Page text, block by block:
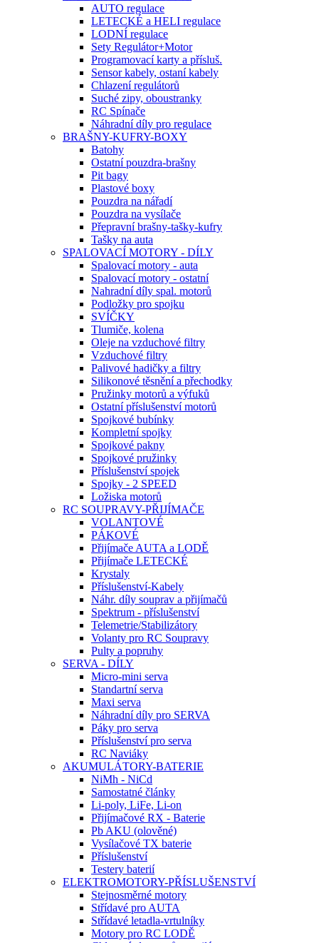
AUTO regulace
LETECKÉ a HELI regulace
LODNÍ regulace
Sety Regulátor+Motor
Programovací karty a přísluš.
Sensor kabely, ostaní kabely
Chlazení regulátorů
Suché zipy, oboustranky
RC Spínače
Náhradní díly pro regulace
BRAŠNY-KUFRY-BOXY
Batohy
Ostatní pouzdra-brašny
Pit bagy
Plastové boxy
Pouzdra na nářadí
Pouzdra na vysílače
Přepravní brašny-tašky-kufry
Tašky na auta
SPALOVACÍ MOTORY - DÍLY
Spalovací motory - auta
Spalovací motory - ostatní
Nahradní díly spal. motorů
Podložky pro spojku
SVÍČKY
Tlumiče, kolena
Oleje na vzduchové filtry
Vzduchové filtry
Palivové hadičky a filtry
Silikonové těsnění a přechodky
Pružinky motorů a výfuků
Ostatní příslušenství motorů
Spojkové bubínky
Kompletní spojky
Spojkové pakny
Spojkové pružinky
Příslušenství spojek
Spojky - 2 SPEED
Ložiska motorů
RC SOUPRAVY-PŘIJÍMAČE
VOLANTOVÉ
PÁKOVÉ
Přijímače AUTA a LODĚ
Přijímače LETECKÉ
Krystaly
Příslušenství-Kabely
Náhr. díly souprav a přijímačů
Spektrum - příslušenství
Telemetrie/Stabilizátory
Volanty pro RC Soupravy
Pulty a popruhy
SERVA - DÍLY
Micro-mini serva
Standartní serva
Maxi serva
Náhradní díly pro SERVA
Páky pro serva
Příslušenství pro serva
RC Naviáky
AKUMULÁTORY-BATERIE
NiMh - NiCd
Samostatné články
Li-poly, LiFe, Li-on
Přijímačové RX - Baterie
Pb AKU (olověné)
Vysílačové TX baterie
Příslušenství
Testery baterií
ELEKTROMOTORY-PŘÍSLUŠENSTVÍ
Stejnosměrné motory
Střídavé pro AUTA
Střídavé letadla-vrtulníky
Motory pro RC LODĚ